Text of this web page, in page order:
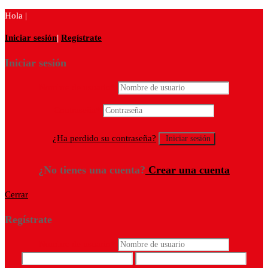
Hola |
Iniciar sesión| Regístrate
Iniciar sesión
¿Ha perdido su contraseña?
¿No tienes una cuenta? Crear una cuenta
Cerrar
Regístrate